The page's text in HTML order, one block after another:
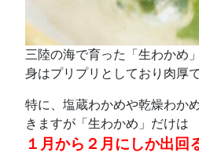
三陸の海で育った「生わかめ
身はプリプリとしており肉厚で
特に、塩蔵わかめや乾燥わか
きますが「生わかめ」だけは
１月から２月にしか出回